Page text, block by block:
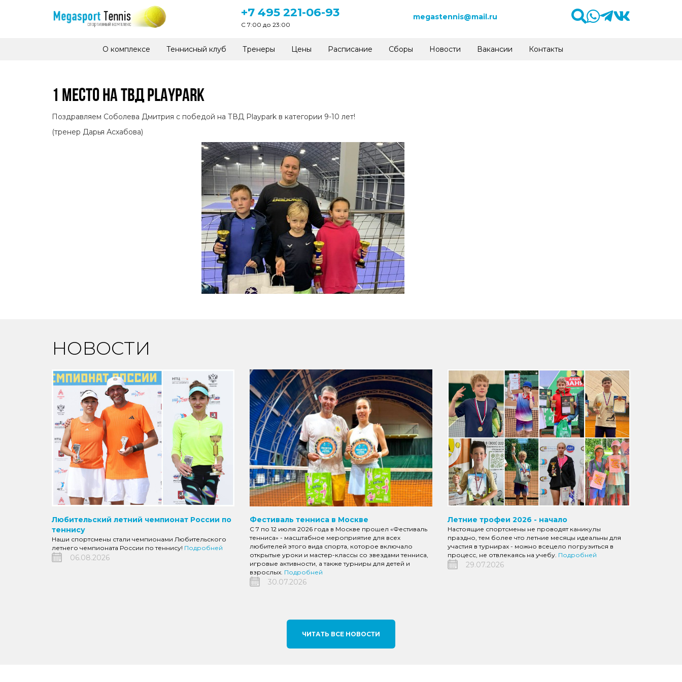
+7 495 221-06-93
C 7:00 до 23:00
megastennis@mail.ru
О комплексе Теннисный клуб Тренеры Цены Расписание Сборы Новости Вакансии Контакты
1 МЕСТО НА ТВД PLAYPARK
Поздравляем Соболева Дмитрия с победой на ТВД Playpark в категории 9-10 лет!
(тренер Дарья Асхабова)
НОВОСТИ
Любительский летний чемпионат России по
теннису
Наши спортсмены стали чемпионами Любительского
летнего чемпионата России по теннису! Подробней
06.08.2026
Фестиваль тенниса в Москве
С 7 по 12 июля 2026 года в Москве прошел «Фестиваль
тенниса» - масштабное мероприятие для всех
любителей этого вида спорта, которое включало
открытые уроки и мастер-классы со звездами тенниса,
игровые активности, а также турниры для детей и
взрослых. Подробней
30.07.2026
Летние трофеи 2026 - начало
Настоящие спортсмены не проводят каникулы
праздно, тем более что летние месяцы идеальны для
участия в турнирах - можно всецело погрузиться в
процесс, не отвлекаясь на учебу. Подробней
29.07.2026
ЧИТАТЬ ВСЕ НОВОСТИ